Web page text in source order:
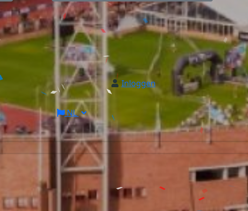
Inloggen
NL